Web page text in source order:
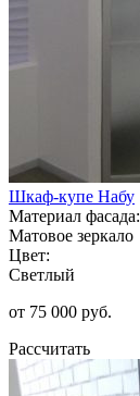
Шкаф-купе Набу
Материал фасада:
Матовое зеркало
Цвет:
Светлый
от 75 000 руб.
Рассчитать